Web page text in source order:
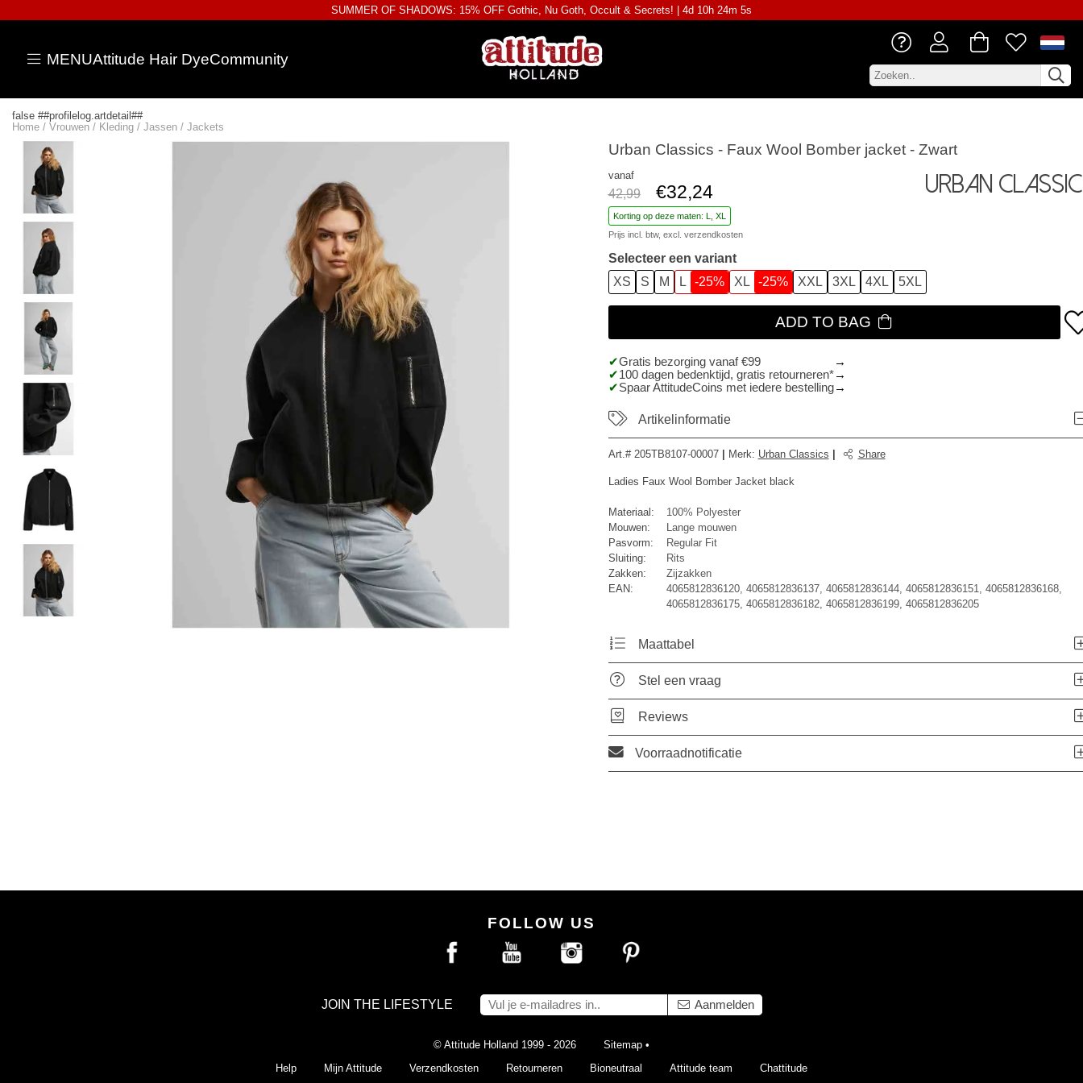
SUMMER OF SHADOWS: 15% OFF Gothic, Nu Goth, Occult & Secrets! | 4d 10h 24m 5s
MENUAttitude Hair DyeCommunity
false ##profilelog.artdetail##
Home / Vrouwen / Kleding / Jassen / Jackets
Urban Classics - Faux Wool Bomber jacket - Zwart
vanaf
42,99 €32,24
Korting op deze maten: L, XL
Prijs incl. btw, excl. verzendkosten
Urban
Selecteer een variant
XS
S M L -25% XL -25% XXL 3XL 4XL 5XL
ADD TO BAG
Gratis bezorging vanaf €99
100 dagen bedenktijd, gratis retourneren*
Spaar AttitudeCoins met iedere bestelling
Artikelinformatie
Art.# 205TB8107-00007 Merk: Urban Classics Share
Ladies Faux Wool Bomber Jacket black
Materiaal:
100% Polyester
Mouwen:
Lange mouwen
Pasvorm:
Regular Fit
Sluiting:
Rits
Zakken:
Zijzakken
EAN:
4065812836120, 4065812836137, 4065812836144, 4065812836151, 4065812836168,
4065812836175, 4065812836182, 4065812836199, 4065812836205
Maattabel
Stel een vraag
Reviews
Voorraadnotificatie
FOLLOW US
JOIN THE LIFESTYLE Aanmelden
© Attitude Holland 1999 - 2026 Sitemap •
Help
Mijn Attitude Verzendkosten Retourneren Bioneutraal Attitude team Chattitude